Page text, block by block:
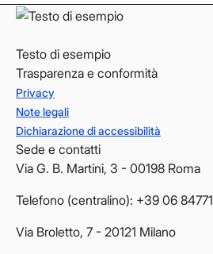
Testo di esempio
Trasparenza e conformità
Privacy
Note legali
Dichiarazione di accessibilità
Sede e contatti
Via G. B. Martini, 3 - 00198 Roma
Telefono (centralino): +39 06 84771
Via Broletto, 7 - 20121 Milano